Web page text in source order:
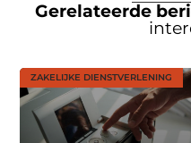
Gerelateerde
ZAKELIJKE DIENSTVERLENING